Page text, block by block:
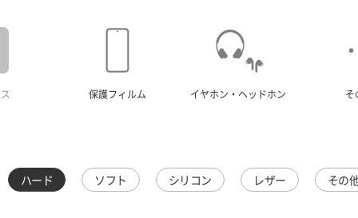
保護フィルム イヤホン・ヘッドホン そ
ハード ソフト シリコン レザー その